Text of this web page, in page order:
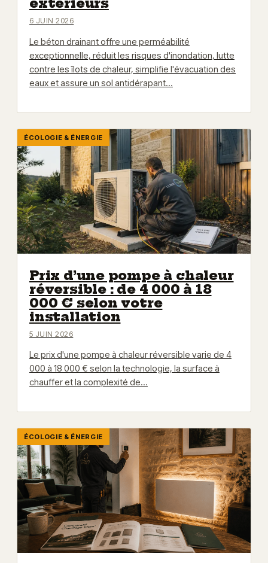
extérieurs
6 JUIN 2026
Le béton drainant offre une perméabilité
exceptionnelle, réduit les risques d'inondation, lutte
contre les îlots de chaleur, simplifie l'évacuation des
eaux et assure un sol antidérapant…
ÉCOLOGIE & ÉNERGIE
Prix d’une pompe à chaleur
réversible : de 4 000 à 18
000 € selon votre
installation
5 JUIN 2026
Le prix d'une pompe à chaleur réversible varie de 4
000 à 18 000 € selon la technologie, la surface à
chauffer et la complexité de…
ÉCOLOGIE & ÉNERGIE